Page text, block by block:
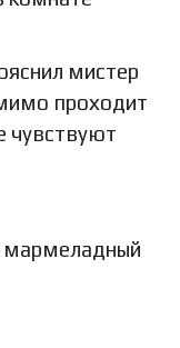
мистер
проходит
чувствуют